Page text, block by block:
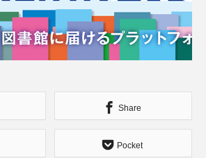
Share
Pocket